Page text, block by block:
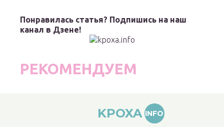
Понравилась статья? Подпишись на наш
канал в Дзене!
РЕКОМЕНДУЕМ
KPOXA INFO